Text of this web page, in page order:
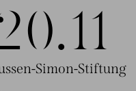
1
Simon-Stiftung